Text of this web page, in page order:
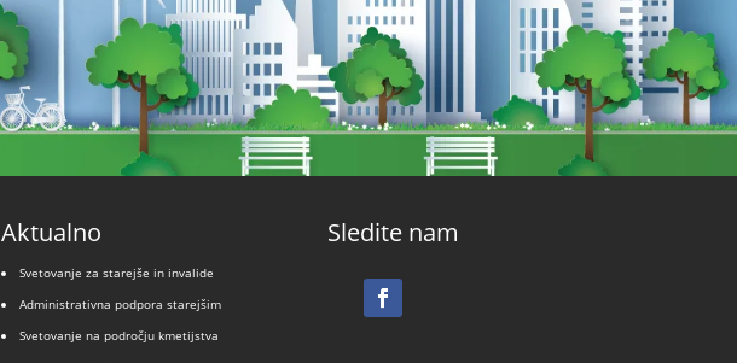
Aktualno
Svetovanje za starejše in invalide
Administrativna podpora starejšim
Svetovanje na področju kmetijstva
Sledite nam